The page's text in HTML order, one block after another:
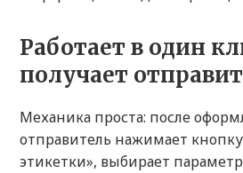
Работает в один
получает
Механика проста: после
отправитель нажимает
этикетки», выбирает